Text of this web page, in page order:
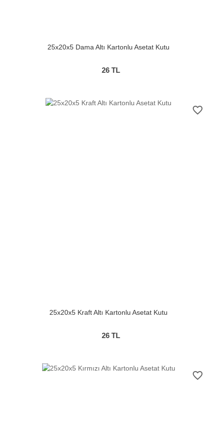
25x20x5 Dama Altı Kartonlu Asetat Kutu
26 TL
favorite_border
25x20x5 Kraft Altı Kartonlu Asetat Kutu
26 TL
favorite_border